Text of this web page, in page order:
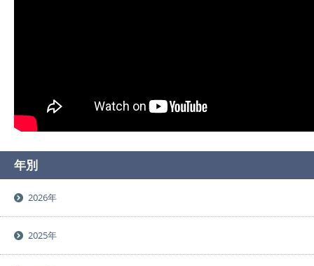
年別
2026年
2025年